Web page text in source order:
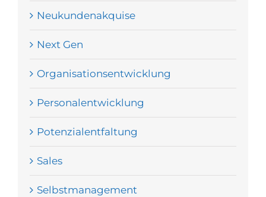
Neukundenakquise
Next Gen
Organisationsentwicklung
Personalentwicklung
Potenzialentfaltung
Sales
Selbstmanagement